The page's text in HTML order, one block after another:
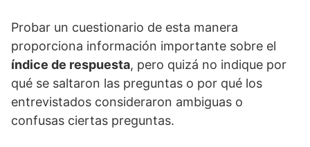
Probar un cuestionario de esta manera
proporciona información importante sobre el
índice de respuesta, pero quizá no indique por
qué se saltaron las preguntas o por qué los
entrevistados consideraron ambiguas o
confusas ciertas preguntas.